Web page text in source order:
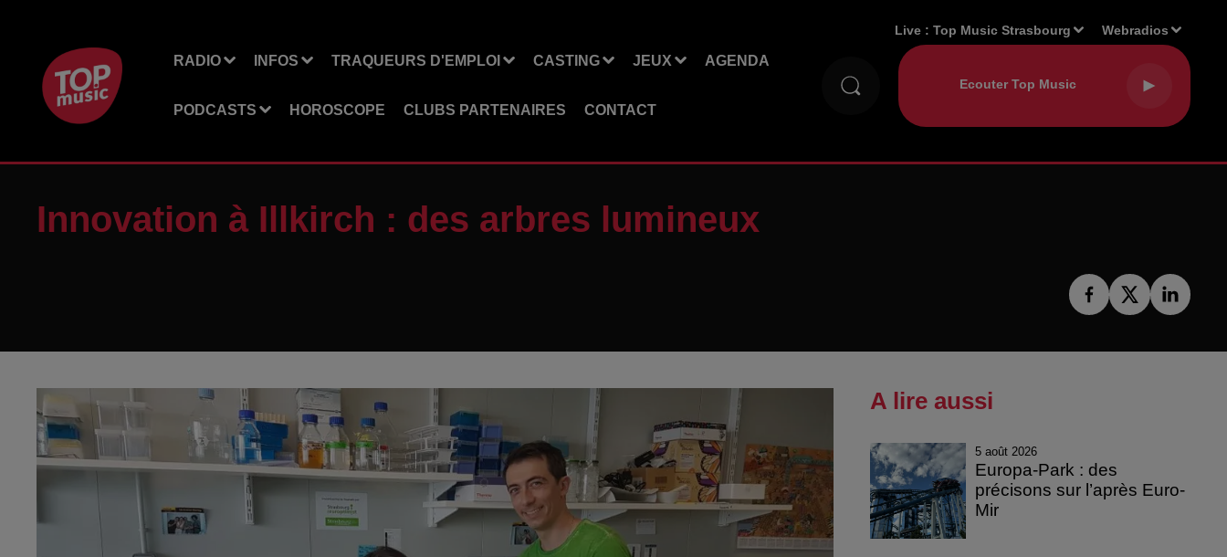
RADIO INFOS TRAQUEURS D'EMPLOI CASTING JEUX AGENDA
PODCASTS HOROSCOPE CLUBS PARTENAIRES CONTACT
Live :Top Music Strasbourg Webradios
Innovation à Illkirch : des arbres lumineux
A lire aussi
5 août 2026
Europa-Park : des
précisons sur l’après Euro-
Mir